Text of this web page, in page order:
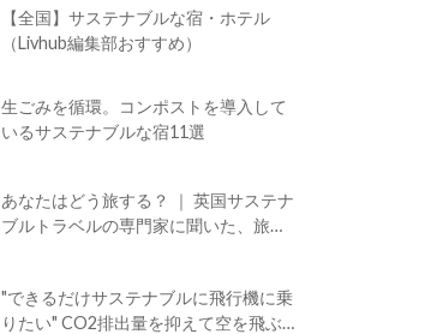
【全国】サステナブルな宿・ホテル
（Livhub編集部おすすめ）
生ごみを循環。コンポストを導入して
いるサステナブルな宿11選
あなたはどう旅する？ ｜ 英国サステナ
ブルトラベルの専門家に聞いた、旅の
"できるだけサステナブルに飛行機に乗
りたい" CO2排出量を抑えて空を飛ぶ